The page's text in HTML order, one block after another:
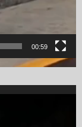
00:59